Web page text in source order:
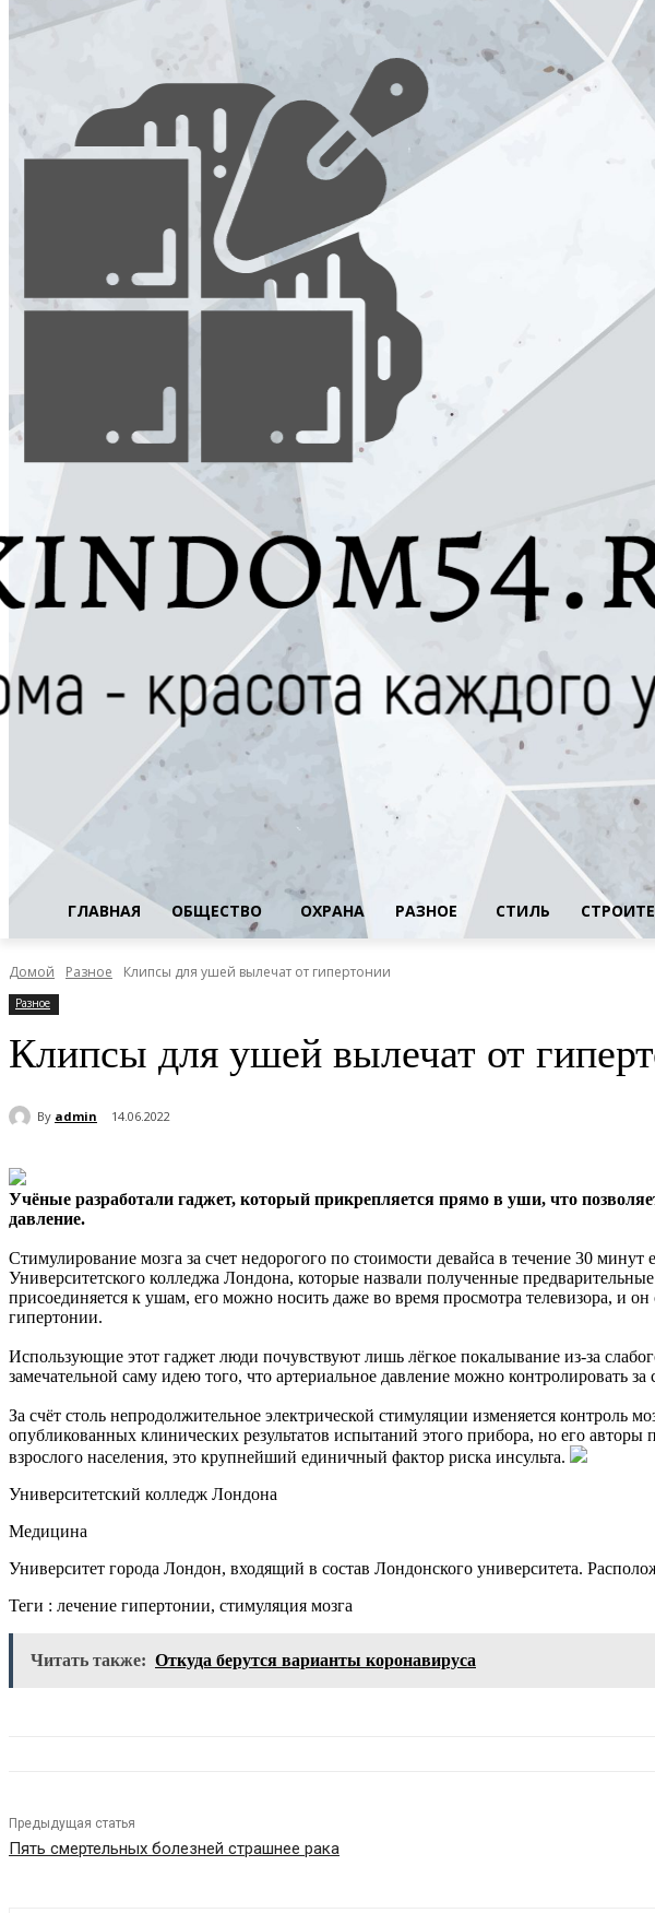
ГЛАВНАЯ ОБЩЕСТВО ОХРАНА РАЗНОЕ СТИЛЬ
Домой Разное Клипсы для ушей вылечат от гипертонии
Разное
Клипсы для ушей вылечат от
By admin 14.06.2022
Учёные разработали гаджет, который прикрепляется прямо в уши, что
давление.
Стимулирование мозга за счет недорогого по стоимости девайса в течение 30
Университетского колледжа Лондона, которые назвали полученные
присоединяется к ушам, его можно носить даже во время просмотра телевизора, и
гипертонии.
Использующие этот гаджет люди почувствуют лишь лёгкое покалывание из-за
замечательной саму идею того, что артериальное давление можно контролировать
За счёт столь непродолжительное электрической стимуляции изменяется контроль
опубликованных клинических результатов испытаний этого прибора, но его
взрослого населения, это крупнейший единичный фактор риска инсульта.
Университетский колледж Лондона
Медицина
Университет города Лондон, входящий в состав Лондонского университета.
Теги : лечение гипертонии, стимуляция мозга
Читать также: Откуда берутся варианты коронавируса
Предыдущая статья
Пять смертельных болезней страшнее рака